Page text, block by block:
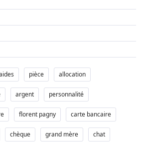
pièce allocation
argent personnalité
florent pagny carte bancaire
chèque grand mère chat